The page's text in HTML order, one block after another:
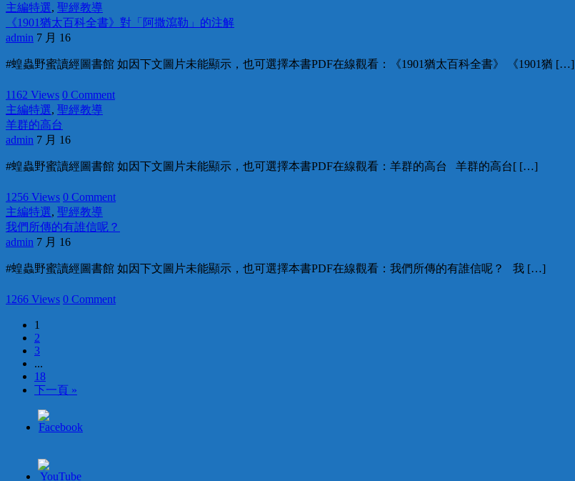
主編特選, 聖經教導
《1901猶太百科全書》對「阿撒瀉勒」的注解
admin 7 月 16
#蝗蟲野蜜讀經圖書館 如因下文圖片未能顯示，也可選擇本書PDF在線觀看：《1901猶太百科全書》 《1901猶 […]
1162 Views 0 Comment
主編特選, 聖經教導
羊群的高台
admin 7 月 16
#蝗蟲野蜜讀經圖書館 如因下文圖片未能顯示，也可選擇本書PDF在線觀看：羊群的高台 羊群的高台[ […]
1256 Views 0 Comment
主編特選, 聖經教導
我們所傳的有誰信呢？
admin 7 月 16
#蝗蟲野蜜讀經圖書館 如因下文圖片未能顯示，也可選擇本書PDF在線觀看：我們所傳的有誰信呢？ 我 […]
1266 Views 0 Comment
1
2
3
...
18
下一頁 »